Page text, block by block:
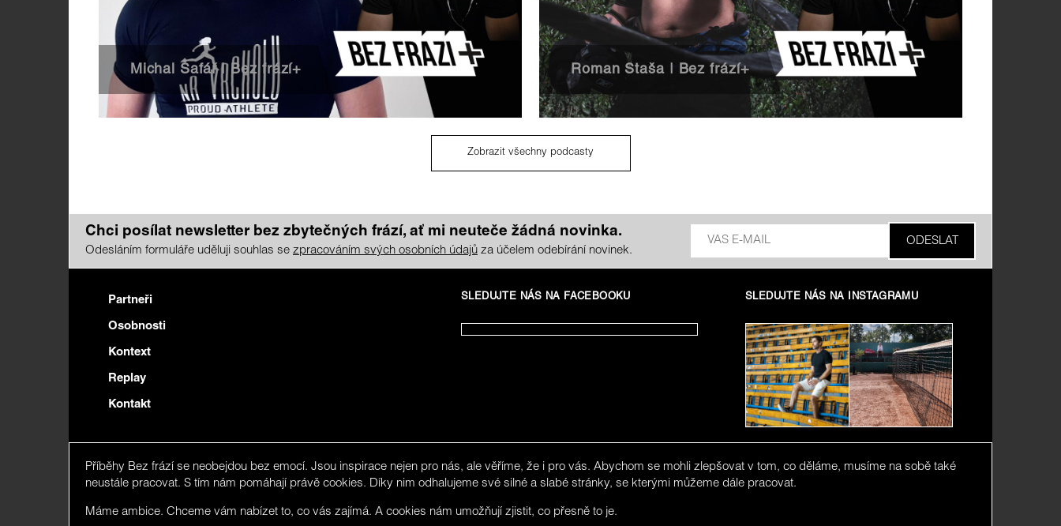
Michal Šafář | Bez frází+ Roman Staša | Bez frází+
Zobrazit všechny podcasty
Chci posílat newsletter bez zbytečných frází, ať mi neuteče žádná novinka.
Odesláním formuláře uděluji souhlas se zpracováním svých osobních údajů za účelem odebírání novinek.
Partneři
Osobnosti
Kontext
Replay
Kontakt
Zpracování osobních údajů
SLEDUJTE NÁS NA FACEBOOKU SLEDUJTE NÁS NA INSTAGRAMU
Příběhy Bez frází se neobejdou bez emocí. Jsou inspirace nejen pro nás, ale věříme, že i pro vás. Abychom se mohli zlepšovat v tom, co děláme, musíme na sobě také
neustále pracovat. S tím nám pomáhají právě cookies. Díky nim odhalujeme své silné a slabé stránky, se kterými můžeme dále pracovat.
Máme ambice. Chceme vám nabízet to, co vás zajímá. A cookies nám umožňují zjistit, co přesně to je.
visit limited version in English.